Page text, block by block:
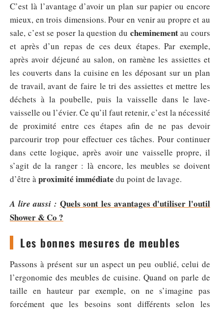
C’est là l’avantage d’avoir un plan sur papier ou encore
mieux, en trois dimensions. Pour en venir au propre et au
sale, c’est se poser la question du cheminementau cours
et après d’un repas de ces deux étapes. Par exemple,
après avoir déjeuné au salon, on ramène les assiettes et
les couverts dans la cuisine en les déposant sur un plan
de travail, avant de faire le tri des assiettes et mettre les
déchets à la poubelle, puis la vaisselle dans le lave-
vaisselle ou l’évier. Ce qu’il faut retenir, c’est la nécessité
de proximité entre ces étapes afin de ne pas devoir
parcourir trop pour effectuer ces tâches. Pour continuer
dans cette logique, après avoir une vaisselle propre, il
s’agit de la ranger : là encore, les meubles se doivent
d’être àproximité immédiate du point de lavage.
A lire aussi : Quels sont les avantages d'utiliser l'outil
Shower & Co ?
Les bonnes mesures de meubles
Passons à présent sur un aspect un peu oublié, celui de
l’ergonomie des meubles de cuisine. Quand on parle de
taille en hauteur par exemple, on ne s’imagine pas
forcément que les besoins sont différents selon les